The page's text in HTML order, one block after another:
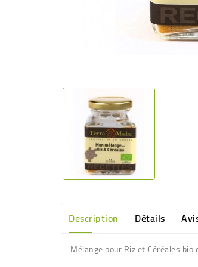
Description Détails
Mélange pour Riz et Céréales